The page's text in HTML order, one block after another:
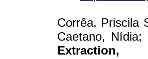
Corrêa, Priscila
Caetano,